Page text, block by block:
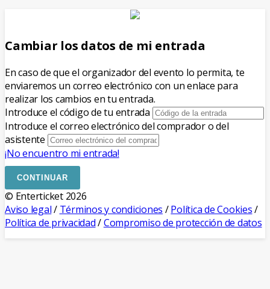
Cambiar los datos de mi entrada
En caso de que el organizador del evento lo permita, te
enviaremos un correo electrónico con un enlace para
realizar los cambios en tu entrada.
Introduce el código de tu entrada
Introduce el correo electrónico del comprador o del
asistente
¡No encuentro mi entrada!
CONTINUAR
© Enterticket 2026
Aviso legal/ Términos y condiciones /Política de Cookies/
Política de privacidad/Compromiso de protección de datos